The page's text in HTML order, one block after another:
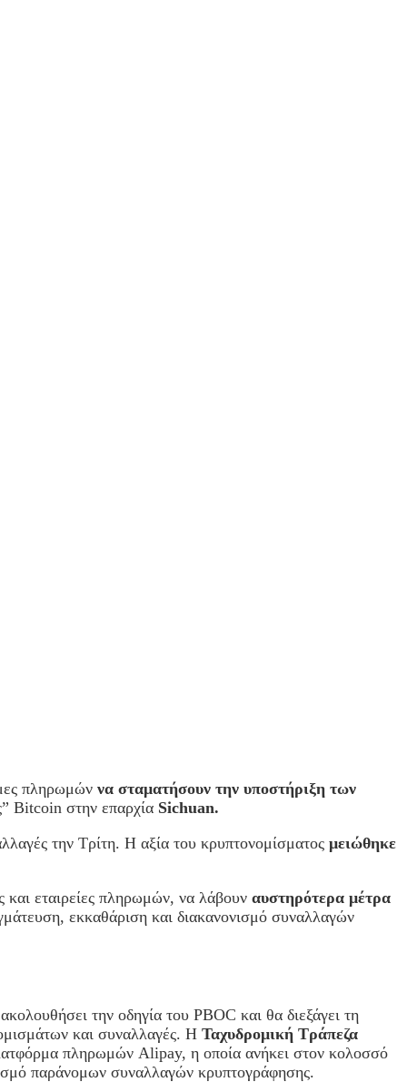
πληρωμών να σταματήσουν την υποστήριξη των
Bitcoin στην επαρχία Sichuan.
την Τρίτη. Η αξία του κρυπτονομίσματος μειώθηκε
και εταιρείες πληρωμών, να λάβουν αυστηρότερα μέτρα
εκκαθάριση και διακανονισμό συναλλαγών
την οδηγία του PBOC και θα διεξάγει τη
και συναλλαγές. Η Ταχυδρομική Τράπεζα
πληρωμών Alipay, η οποία ανήκει στον κολοσσό
παράνομων συναλλαγών κρυπτογράφησης.